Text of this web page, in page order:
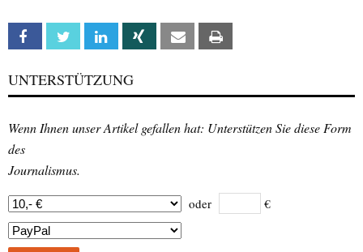
Facebook Twitter Linkedin Xing Email
UNTERSTÜTZUNG
Wenn Ihnen unser Artikel gefallen hat: Unterstützen Sie diese Form
des
Journalismus.
oder €